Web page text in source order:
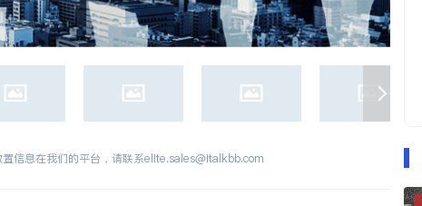
信息在我们的平台，请联系elite.sales@italkbb.com